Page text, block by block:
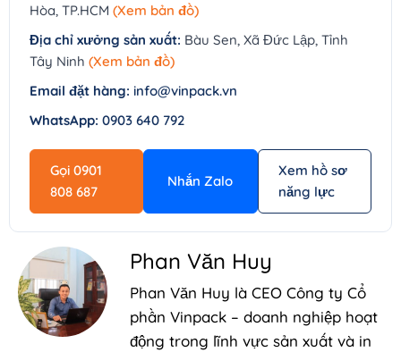
Hòa, TP.HCM (Xem bản đồ)
Địa chỉ xưởng sản xuất: Bàu Sen, Xã Đức Lập, Tỉnh
Tây Ninh (Xem bản đồ)
Email đặt hàng: info@vinpack.vn
WhatsApp: 0903 640 792
Gọi 0901
808 687
Nhắn Zalo
Xem hồ sơ
năng lực
Phan Văn Huy
Phan Văn Huy là CEO Công ty Cổ
phần Vinpack – doanh nghiệp hoạt
động trong lĩnh vực sản xuất và in